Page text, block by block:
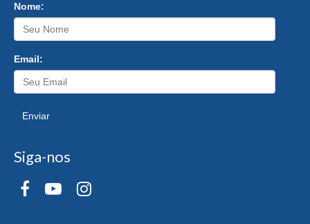
Nome:
Email:
Enviar
Siga-nos